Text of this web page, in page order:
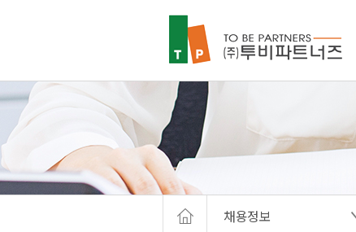
채용정보